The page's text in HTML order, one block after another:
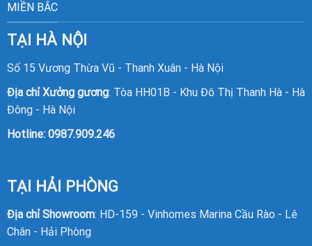
MIỀN BẮC
TẠI HÀ NỘI
Số 15 Vương Thừa Vũ - Thanh Xuân - Hà Nội
Địa chỉ Xưởng gương: Tòa HH01B - Khu Đô Thị Thanh Hà - Hà
Đông - Hà Nội
Hotline: 0987.909.246
TẠI HẢI PHÒNG
Địa chỉ Showroom: HD-159 - Vinhomes Marina Cầu Rào - Lê
Chân - Hải Phòng